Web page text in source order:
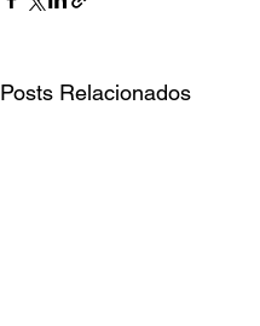
Posts Relacionados